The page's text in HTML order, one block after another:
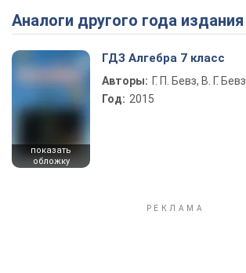
Аналоги другого года издания
показать
обложку
ГДЗ Алгебра 7 класс
Авторы: Г. П. Бевз, В. Г. Бевз
Год: 2015